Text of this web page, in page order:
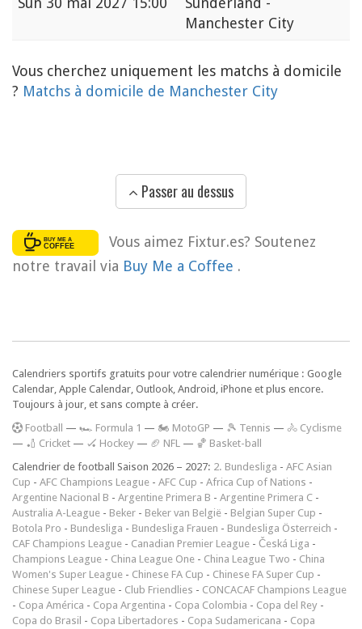
Manchester City
Vous cherchez uniquement les matchs à domicile
? Matchs à domicile de Manchester City
Passer au dessus
Vous aimez Fixtur.es? Soutenez
notre travail via Buy Me a Coffee .
Calendriers sportifs gratuits pour votre calendrier numérique : Google
Calendar, Apple Calendar, Outlook, Android, iPhone et plus encore.
Toujours à jour, et sans compte à créer.
Football — 🏎️ Formula 1 — 🏍 MotoGP — 🎾 Tennis — 🚴 Cyclisme
— 🏏 Cricket — 🏑 Hockey — 🏈 NFL — 🏀 Basket-ball
Calendrier de football Saison 2026 – 2027: 2. Bundesliga - AFC Asian
Cup - AFC Champions League - AFC Cup - Africa Cup of Nations -
Argentine Nacional B - Argentine Primera B - Argentine Primera C -
Australia A-League - Beker - Beker van België - Belgian Super Cup -
Botola Pro - Bundesliga - Bundesliga Frauen - Bundesliga Österreich -
CAF Champions League - Canadian Premier League - Česká Liga -
Champions League - China League One - China League Two - China
Women's Super League - Chinese FA Cup - Chinese FA Super Cup -
Chinese Super League - Club Friendlies - CONCACAF Champions League
- Copa América - Copa Argentina - Copa Colombia - Copa del Rey -
Copa do Brasil - Copa Libertadores - Copa Sudamericana - Copa